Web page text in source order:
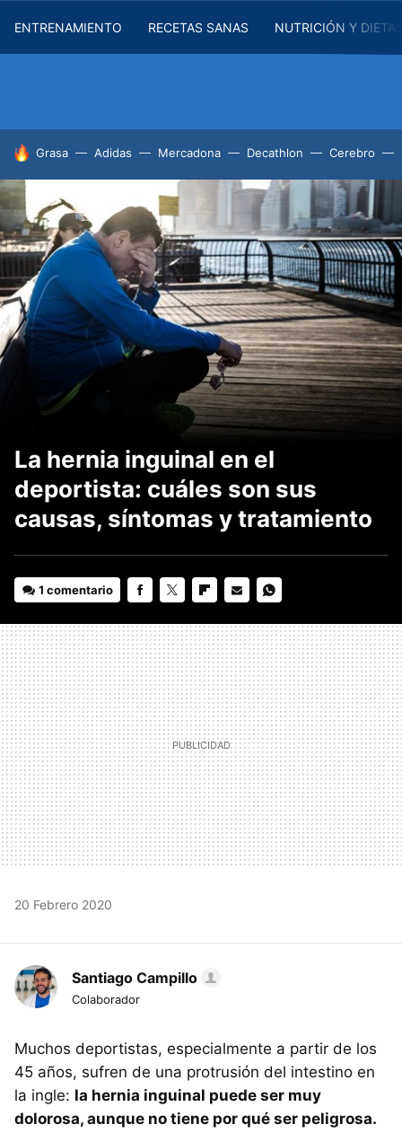
ENTRENAMIENTO RECETAS SANAS NUTRICIÓN Y
HOY SE HABLA DE
Grasa Adidas Mercadona Decathlon Cerebro
La hernia inguinal en el
deportista: cuáles son sus
causas, síntomas y tratamiento
1 comentario
MAIL
20 Febrero 2020
Santiago Campillo
Colaborador
Muchos deportistas, especialmente a partir de los
45 años, sufren de una protrusión del intestino en
la ingle: la hernia inguinal puede ser muy
dolorosa, aunque no tiene por qué ser peligrosa.